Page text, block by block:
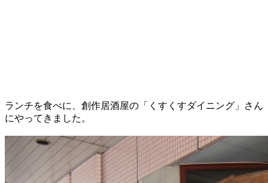
ランチを食べに、創作居酒屋の「くすくすダイニング」さん
にやってきました。